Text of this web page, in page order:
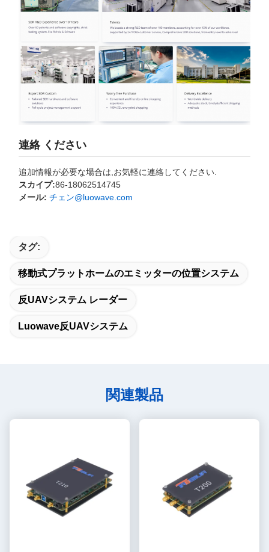
連絡 ください
追加情報が必要な場合は,お気軽に連絡してください.
スカイプ:86-18062514745
メール: チェン@luowave.com
タグ:
移動式プラットホームのエミッターの位置システム
反UAVシステム レーダー
Luowave反UAVシステム
関連製品